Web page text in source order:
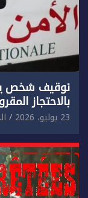
توقيف شخص
بالاحتجاز
إضرام النار
23 يوليو، 2026